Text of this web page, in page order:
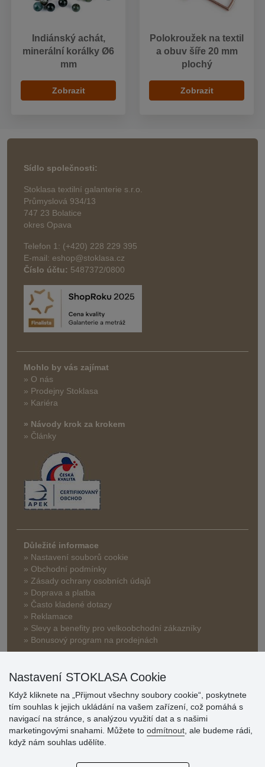
Indiánský achát,
minerální korálky Ø6
mm
Zobrazit
Polokroužek na textil
a obuv šíře 20 mm
plochý
Zobrazit
Sídlo společnosti:
Stoklasa textilní galanterie s.r.o.
Průmyslová 934/13
747 23 Bolatice
okres Opava
Telefon 1: (+420) 228 229 395
E-mail: eshop@stoklasa.cz
Číslo účtu: 5487372/0800
Mohlo by vás zajímat
» O nás
» Prodejny Stoklasa
» Kariéra
» Návody krok za krokem
» Články
Důležité informace
» Nastavení souborů cookie
» Obchodní podmínky
» Zásady ochrany osobních údajů
» Doprava a platba
» Často kladené dotazy
» Reklamace
» Slevy a benefity pro velkoobchodní zákazníky
» Bonusový program na prodejnách
Hodnocení
zákazníků
Nastavení STOKLASA Cookie
Když kliknete na „Přijmout všechny soubory cookie“, poskytnete
tím souhlas k jejich ukládání na vašem zařízení, což pomáhá s
navigací na stránce, s analýzou využití dat a s našimi
marketingovými snahami. Můžete to odmítnout , ale budeme rádi,
když nám souhlas udělíte.